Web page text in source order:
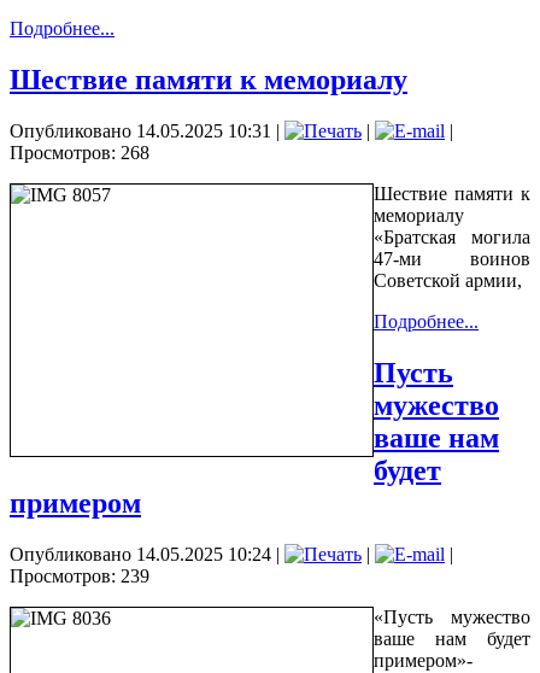
Подробнее...
Шествие памяти к мемориалу
Опубликовано 14.05.2025 10:31 | |
|
Просмотров: 268
Шествие памяти к
мемориалу
«Братская могила
47-ми воинов
Советской армии,
Подробнее...
Пусть
мужество
ваше нам
будет
примером
Опубликовано 14.05.2025 10:24 | |
|
Просмотров: 239
«Пусть мужество
ваше нам будет
примером»-